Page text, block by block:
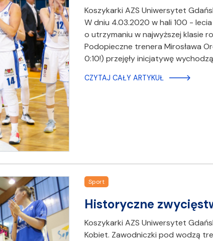
Koszykarki AZS Uniwersytet
W dniu 4.03.2020 w hali 100 -
o utrzymaniu w najwyższej klasie
Podopieczne trenera Mirosława
0:10!) przejęły inicjatywę
CZYTAJ CAŁY ARTYKUŁ
Sport
Historyczne
Koszykarki AZS Uniwersytet
Kobiet. Zawodniczki pod wodzą